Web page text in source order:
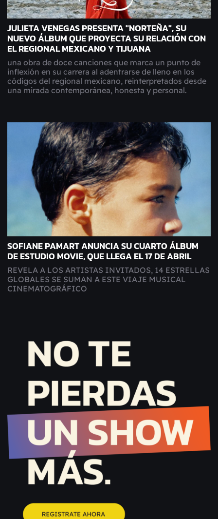
JULIETA VENEGAS PRESENTA "NORTEÑA", SU
NUEVO ÁLBUM QUE PROYECTA SU RELACIÓN CON
EL REGIONAL MEXICANO Y TIJUANA
una obra de doce canciones que marca un punto de
inflexión en su carrera al adentrarse de lleno en los
códigos del regional mexicano, reinterpretados desde
una mirada contemporánea, honesta y personal.
SOFIANE PAMART ANUNCIA SU CUARTO ÁLBUM
DE ESTUDIO MOVIE, QUE LLEGA EL 17 DE ABRIL
REVELA A LOS ARTISTAS INVITADOS, 14 ESTRELLAS
GLOBALES SE SUMAN A ESTE VIAJE MUSICAL
CINEMATOGRÁFICO